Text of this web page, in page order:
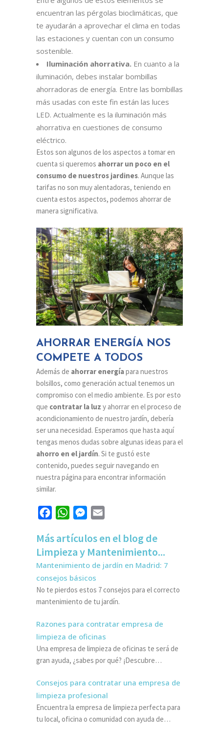
encuentran las pérgolas bioclimáticas, que
te ayudarán a aprovechar el clima en todas
las estaciones y cuentan con un consumo
sostenible.
Iluminación ahorrativa. En cuanto a la
iluminación, debes instalar bombillas
ahorradoras de energía. Entre las bombillas
más usadas con este fin están las luces
LED. Actualmente es la iluminación más
ahorrativa en cuestiones de consumo
eléctrico.
Estos son algunos de los aspectos a tomar en
cuenta si queremos ahorrar un poco en el
consumo de nuestros jardines. Aunque las
tarifas no son muy alentadoras, teniendo en
cuenta estos aspectos, podemos ahorrar de
manera significativa.
AHORRAR ENERGÍA NOS
COMPETE A TODOS
Además de ahorrar energíapara nuestros
bolsillos, como generación actual tenemos un
compromiso con el medio ambiente. Es por esto
que contratar la luz y ahorrar en el proceso de
acondicionamiento de nuestro jardín, debería
ser una necesidad. Esperamos que hasta aquí
tengas menos dudas sobre algunas ideas para el
ahorro en el jardín. Si te gustó este
contenido, puedes seguir navegando en
nuestra página para encontrar información
similar.
FacebookWhatsAppMessenger
Más artículos en el blog de
Limpieza y Mantenimiento...
Mantenimiento de jardín en Madrid: 7
consejos básicos
No te pierdos estos 7 consejos para el correcto
mantenimiento de tu jardín.
Razones para contratar empresa de
limpieza de oficinas
Una empresa de limpieza de oficinas te será de
gran ayuda, ¿sabes por qué? ¡Descubre…
Consejos para contratar una empresa de
limpieza profesional
Encuentra la empresa de limpieza perfecta para
tu local, oficina o comunidad con ayuda de…